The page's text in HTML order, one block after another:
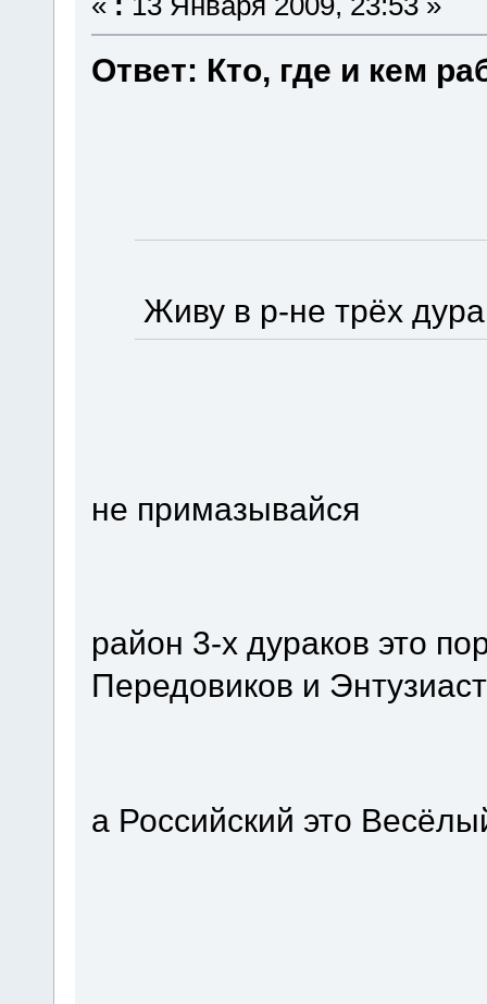
Ответ: Кто, где и кем
Живу в р-не трёх
не примазывайся
район 3-х дураков это
Передовиков и
а Российский это